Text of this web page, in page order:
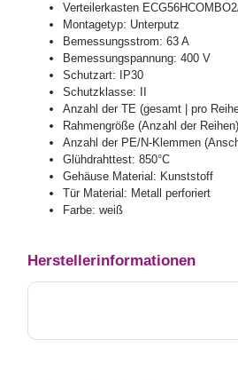
Verteilerkasten
Montagetyp: Unterputz
Bemessungsstrom: 63 A
Bemessungspannung: 400 V
Schutzart: IP30
Schutzklasse: II
Anzahl der TE (gesamt | pro
Rahmengröße (Anzahl der
Anzahl der PE/N-Klemmen
Glühdrahttest: 850°C
Gehäuse Material: Kunststoff
Tür Material: Metall perforiert
Farbe: weiß
Herstellerinformationen